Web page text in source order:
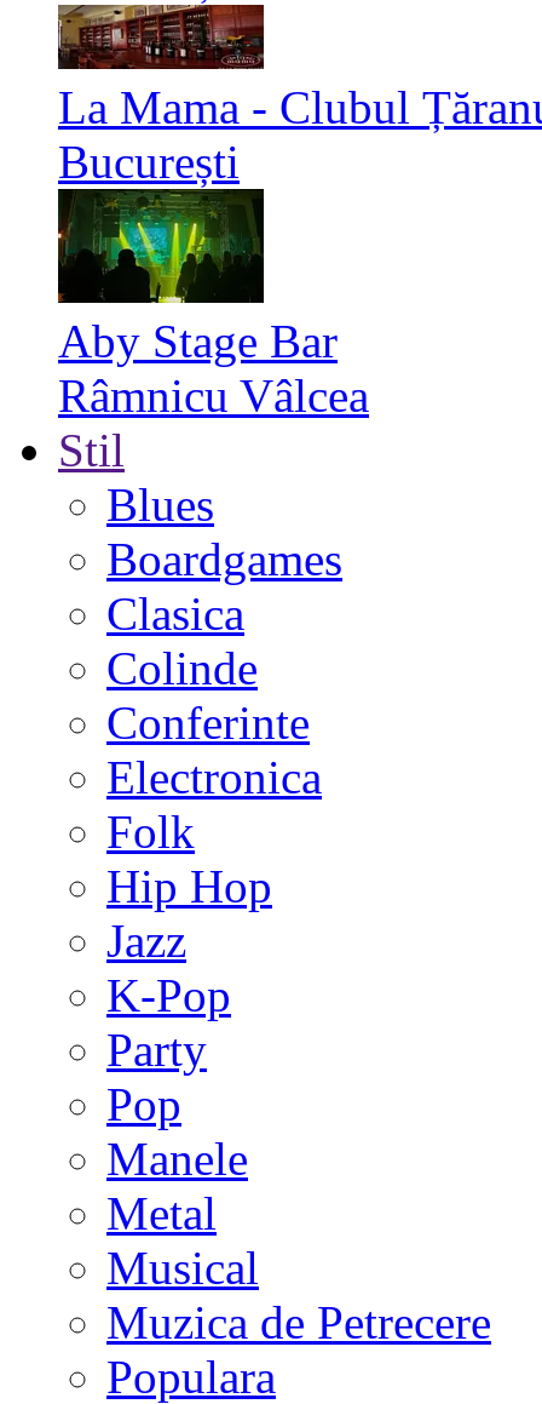
La Mama - Clubul
București
Aby Stage Bar
Râmnicu Vâlcea
Stil
Blues
Boardgames
Clasica
Colinde
Conferinte
Electronica
Folk
Hip Hop
Jazz
K-Pop
Party
Pop
Manele
Metal
Musical
Muzica de Petrecere
Populara